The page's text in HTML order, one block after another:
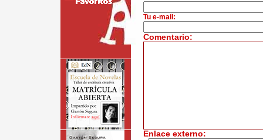
Tu e-mail:
Comentario:
Enlace externo: